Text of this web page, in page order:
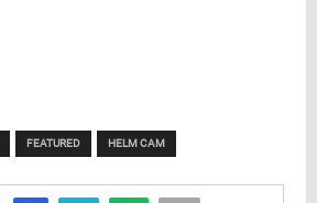
FEATURED HELM CAM